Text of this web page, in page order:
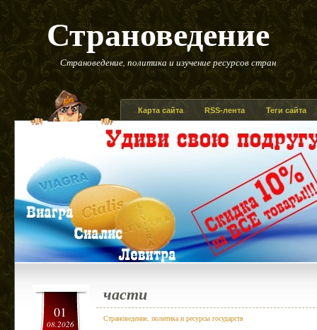
Страноведение
Страноведение, политика и изучение ресурсов стран
Карта сайта RSS-лента Теги сайта
01
08.2026
части
Страноведение, политика и ресурсы государств